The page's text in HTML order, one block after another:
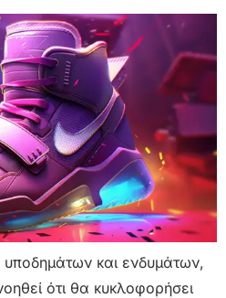
και ενδυμάτων,
ότι θα κυκλοφορήσει